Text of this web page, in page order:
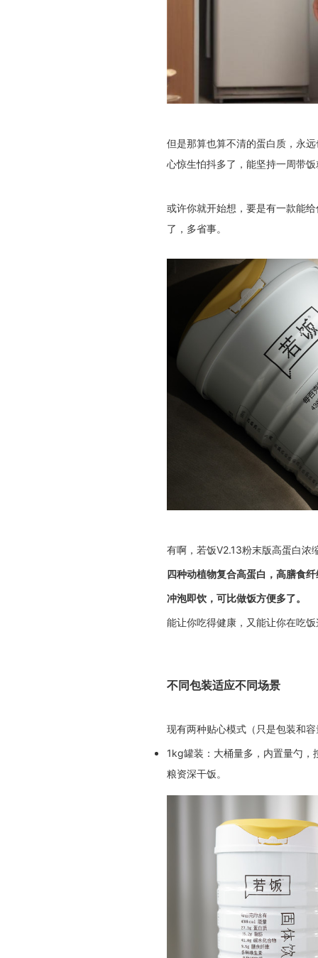
但是那算也算不清的蛋白质，永
心惊生怕抖多了，能坚持一周带
或许你就开始想，要是有一款能
了，多省事。
有啊，若饭V2.13粉末版高蛋白浓
四种动植物复合高蛋白，高膳食
冲泡即饮，可比做饭方便多了。
能让你吃得健康，又能让你在吃
不同包装适应不同场景
现有两种贴心模式（只是包装和
1kg罐装：大桶量多，内置量勺
粮资深干饭。